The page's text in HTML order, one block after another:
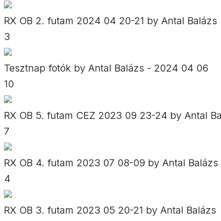
RX OB 2. futam 2024 04 20-21 by Antal Balázs
3
Tesztnap fotók by Antal Balázs - 2024 04 06
10
RX OB 5. futam CEZ 2023 09 23-24 by Antal
7
RX OB 4. futam 2023 07 08-09 by Antal Balázs
4
RX OB 3. futam 2023 05 20-21 by Antal Balázs